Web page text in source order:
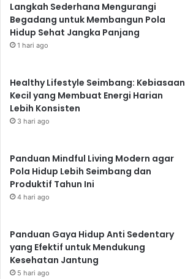
Langkah Sederhana Mengurangi
Begadang untuk Membangun Pola
Hidup Sehat Jangka Panjang
1 hari ago
Healthy Lifestyle Seimbang: Kebiasaan
Kecil yang Membuat Energi Harian
Lebih Konsisten
3 hari ago
Panduan Mindful Living Modern agar
Pola Hidup Lebih Seimbang dan
Produktif Tahun Ini
4 hari ago
Panduan Gaya Hidup Anti Sedentary
yang Efektif untuk Mendukung
Kesehatan Jantung
5 hari ago